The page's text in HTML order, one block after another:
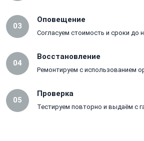
03
Оповещение
Согласуем стоимость и сроки до
04
Восстановление
Ремонтируем с использованием
05
Проверка
Тестируем повторно и выдаём с